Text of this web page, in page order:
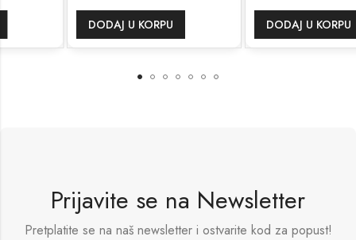
DODAJ U KORPU DODAJ U KORPU
Prijavite se na Newsletter
Pretplatite se na naš newsletter i ostvarite kod za popust!